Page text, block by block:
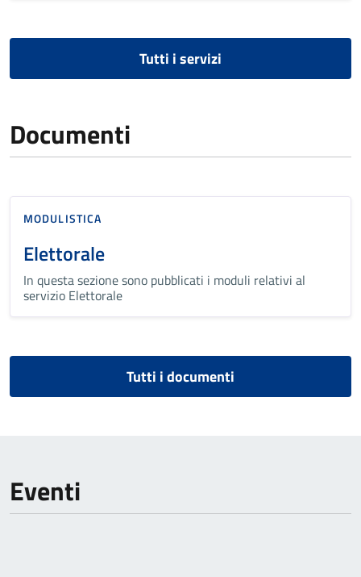
Tutti i servizi
Documenti
MODULISTICA
Elettorale
In questa sezione sono pubblicati i moduli relativi al
servizio Elettorale
Tutti i documenti
Eventi